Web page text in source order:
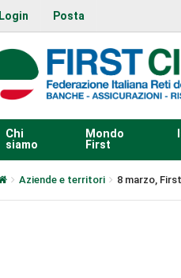
Login Posta
Chi
siamo
Mondo
First
Aziende e territori 8 marzo,